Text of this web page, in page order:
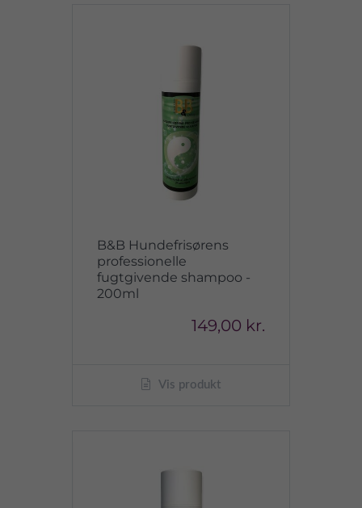
B&B Hundefrisørens
professionelle
fugtgivende shampoo -
200ml
149,00 kr.
Vis produkt